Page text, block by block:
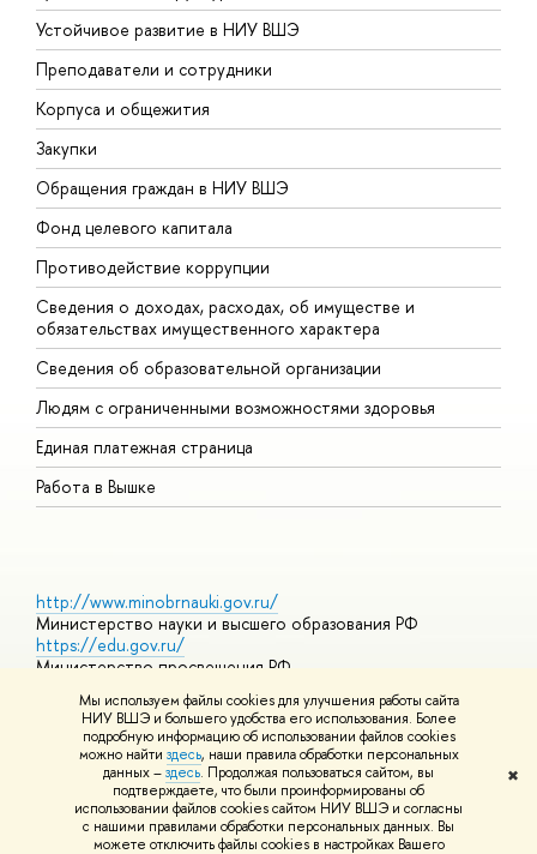
Мы используем файлы cookies для улучшения работы сайта
НИУ ВШЭ и большего удобства его использования. Более
подробную информацию об использовании файлов cookies
можно найти здесь, наши правила обработки персональных
данных –здесь. Продолжая пользоваться сайтом, вы
подтверждаете, что были проинформированы об
использовании файлов cookies сайтом НИУ ВШЭ и согласны
с нашими правилами обработки персональных данных. Вы
можете отключить файлы cookies в настройках Вашего
✖
Устойчивое развитие в НИУ ВШЭ
Преподаватели и сотрудники
Корпуса и общежития
Закупки
Обращения граждан в НИУ ВШЭ
Фонд целевого капитала
Противодействие коррупции
Сведения о доходах, расходах, об имуществе и
обязательствах имущественного характера
Сведения об образовательной организации
Людям с ограниченными возможностями здоровья
Единая платежная страница
Работа в Вышке
http://www.minobrnauki.gov.ru/
Министерство науки и высшего образования РФ
https://edu.gov.ru/
Министерство просвещения РФ
https://elearning.hse.ru/mooc
Массовые открытые онлайн-курсы
© НИУ ВШЭ 1993–2026 Адреса и контактыУсловия
использования материалов Политика конфиденциальности
Шрифты HSE Sans и HSE Slab разработаны вШколе дизайна НИУ